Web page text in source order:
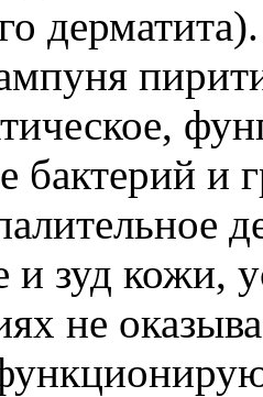
бактерий и
и зуд кожи,
не